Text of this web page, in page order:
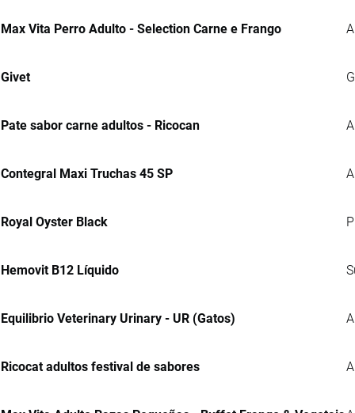
Max Vita Perro Adulto - Selection Carne e Frango
Givet
Pate sabor carne adultos - Ricocan
Contegral Maxi Truchas 45 SP
Royal Oyster Black
Hemovit B12 Líquido
Equilibrio Veterinary Urinary - UR (Gatos)
Ricocat adultos festival de sabores